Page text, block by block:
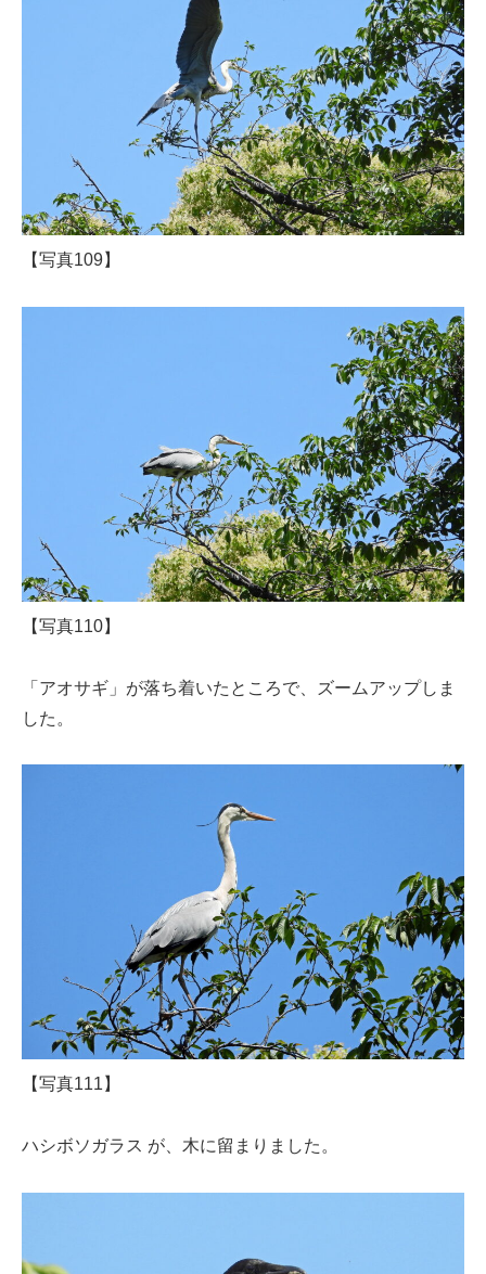
【写真109】
【写真110】
「アオサギ」が落ち着いたところで、ズームアップしま
した。
【写真111】
ハシボソガラス が、木に留まりました。